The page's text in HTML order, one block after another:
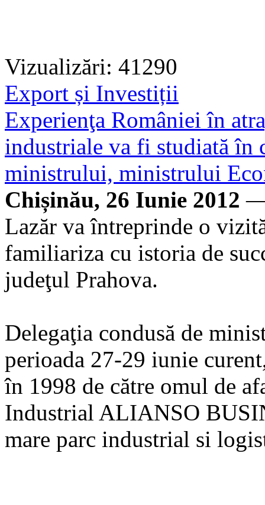
Vizualizări: 41290
Export și Investiții
Experienţa României în
industriale va fi studiată în
ministrului, ministrului
Chișinău, 26 Iunie 2012 —
Lazăr va întreprinde o
familiariza cu istoria de
judeţul Prahova.
Delegaţia condusă de
perioada 27-29 iunie
în 1998 de către omul de
Industrial ALIANSO
mare parc industrial si